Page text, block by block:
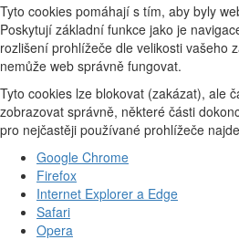
Tyto cookies pomáhají s tím, aby byly
Poskytují základní funkce jako je
rozlišení prohlížeče dle velikosti vašeho
nemůže web správně fungovat.
Tyto cookies lze blokovat (zakázat), ale
zobrazovat správně, některé části
pro nejčastěji používané prohlížeče
Google Chrome
Firefox
Internet Explorer a Edge
Safari
Opera